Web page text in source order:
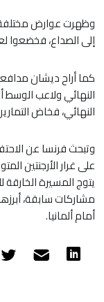
وظهرت عوارض مختلفة
إلى الصداع، فخضعوا
كما أراح ديشان
النهائي ولاعب
النهائي، فخاض التمارين 19 لاعبا من أصل 24 قبل يومين من
يتوج المسيرة
أمام ألمانيا.